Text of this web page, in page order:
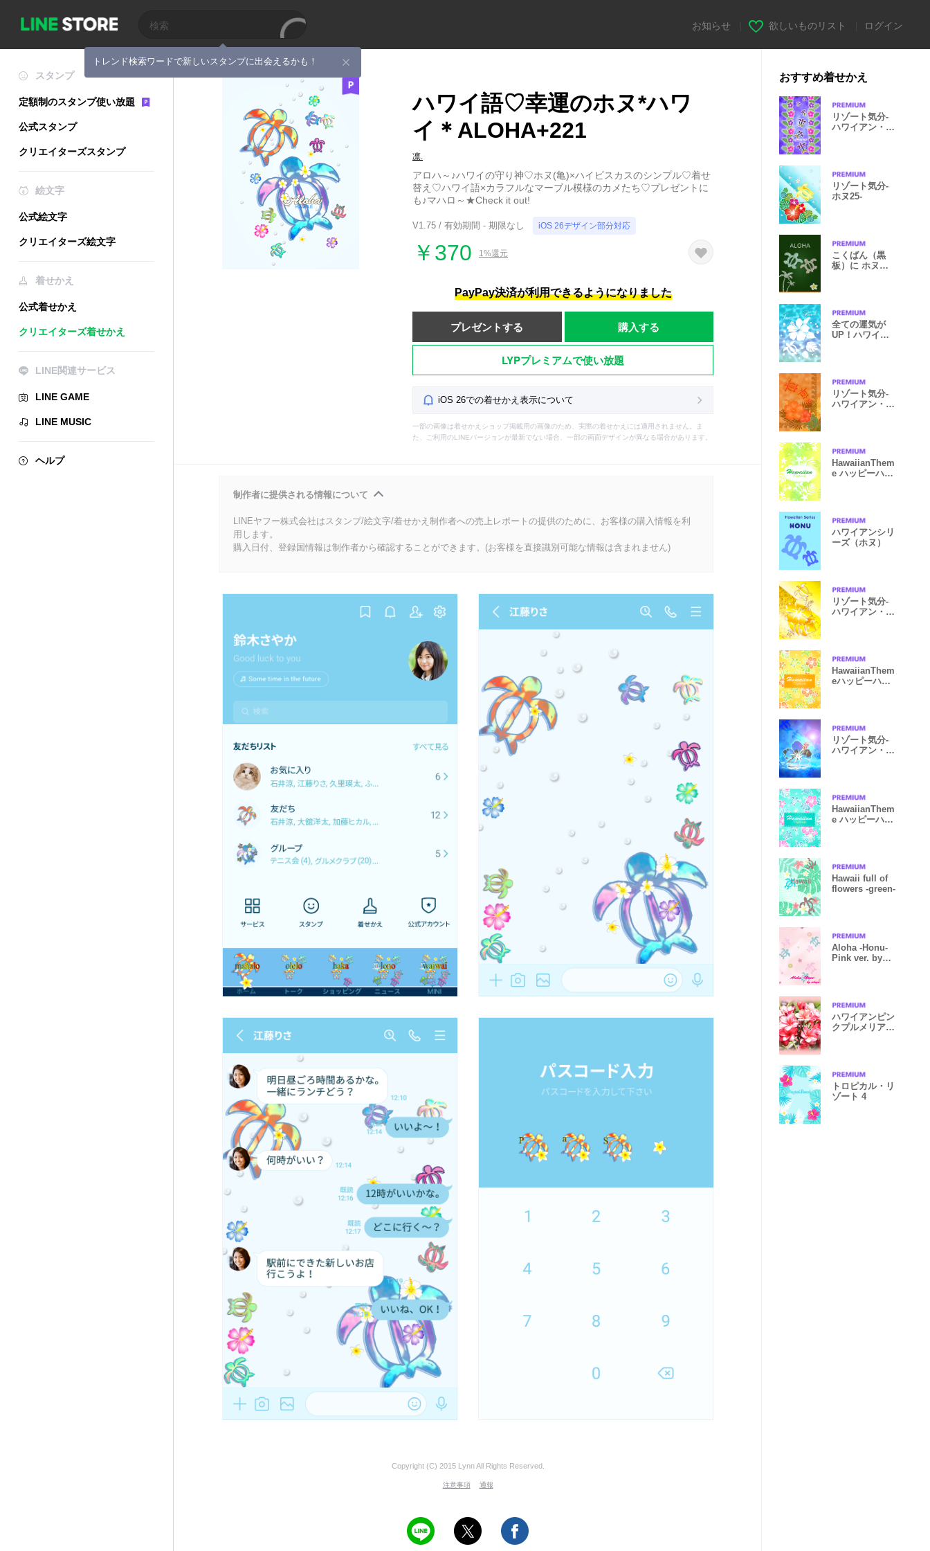
トレンド検索ワードで新しいスタンプに出会えるかも！
お知らせ 欲しいものリスト ログイン
スタンプ
定額制のスタンプ使い放題
公式スタンプ
クリエイターズスタンプ
絵文字
公式絵文字
クリエイターズ絵文字
着せかえ
公式着せかえ
クリエイターズ着せかえ
LINE関連サービス
LINE GAME
LINE MUSIC
ヘルプ
ハワイ語♡幸運のホヌ*ハワ
イ＊ALOHA+221
凛.
アロハ～♪ハワイの守り神♡ホヌ(亀)×ハイビスカスのシンプル♡着せ
替え♡ハワイ語×カラフルなマーブル模様のカメたち♡プレゼントに
も♪マハロ～★Check it out!
V1.75 / 有効期間 - 期限なし iOS 26デザイン部分対応
￥370 1%還元
PayPay決済が利用できるようになりました
プレゼントする 購入する
LYPプレミアムで使い放題
iOS 26での着せかえ表示について
一部の画像は着せかえショップ掲載用の画像のため、実際の着せかえには適用されません。ま
た、ご利用のLINEバージョンが最新でない場合、一部の画面デザインが異なる場合があります。
制作者に提供される情報について
LINEヤフー株式会社はスタンプ/絵文字/着せかえ制作者への売上レポートの提供のために、お客様の購入情報を利
用します。
購入日付、登録国情報は制作者から確認することができます。(お客様を直接識別可能な情報は含まれません)
Copyright (C) 2015 Lynn All Rights Reserved.
注意事項 通報
おすすめ着せかえ
リゾート気分-
ハワイアン・ホ
リゾート気分-
ホヌ25-
こくばん（黒
板）に ホヌ
全ての運気が
UP！ハワイア
リゾート気分-
ハワイアン・ホ
HawaiianThem
e ハッピーハワ
ハワイアンシリ
ーズ（ホヌ）
リゾート気分-
ハワイアン・ホ
HawaiianThem
eハッピーハワ
リゾート気分-
ハワイアン・ホ
HawaiianThem
e ハッピーハワ
Hawaii full of
flowers -green-
Aloha -Honu-
Pink ver. by
ハワイアンピン
クプルメリア写
トロピカル・リ
ゾート 4